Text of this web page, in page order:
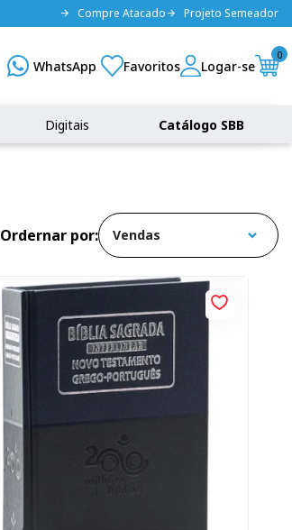
Compre Atacado Projeto Semeador
0
Digitais Catálogo SBB
Ordernar por: